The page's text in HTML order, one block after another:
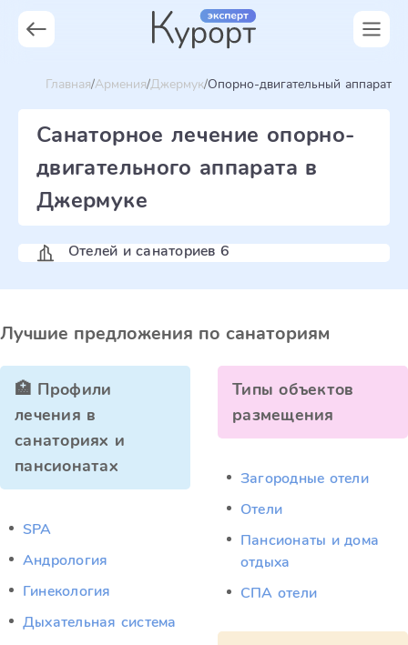
Главная Армения Джермук Опорно-двигательный аппарат
Санаторное лечение опорно-
двигательного аппарата в
Джермуке
Отелей и санаториев 6
Лучшие предложения по санаториям
🏥 Профили
лечения в
санаториях и
пансионатах
SPA
Андрология
Гинекология
Дыхательная система
Типы объектов
размещения
Загородные отели
Отели
Пансионаты и дома
отдыха
СПА отели